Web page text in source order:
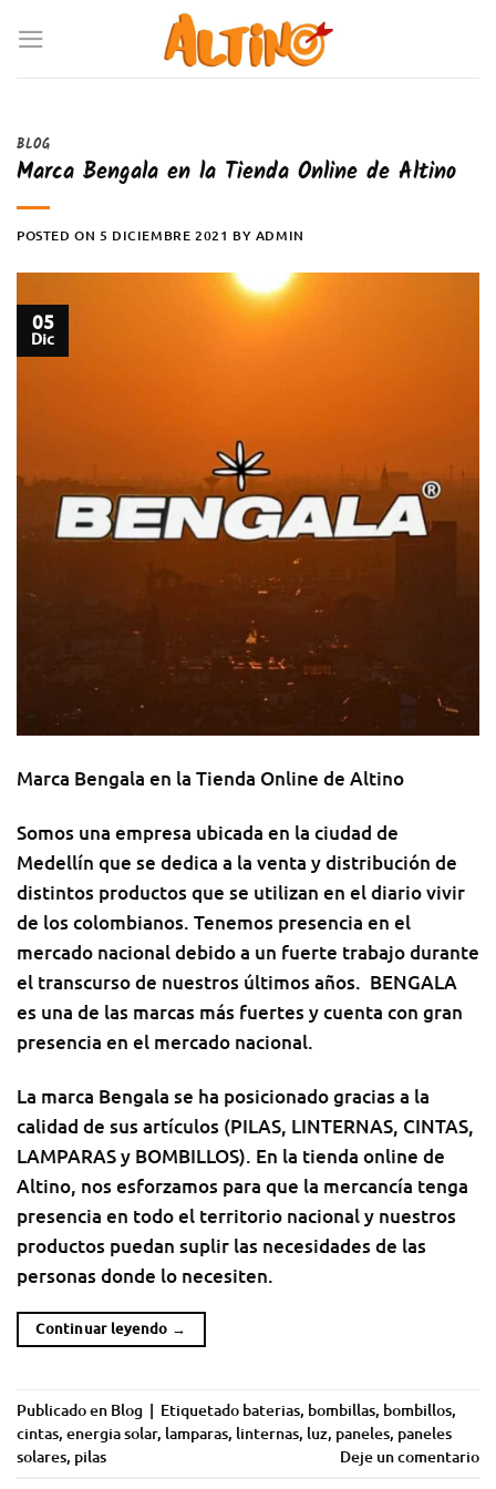
BLOG
Marca Bengala en la Tienda Online de Altino
POSTED ON 5 DICIEMBRE 2021 BY ADMIN
05
Dic
Marca Bengala en la Tienda Online de Altino
Somos una empresa ubicada en la ciudad de
Medellín que se dedica a la venta y distribución de
distintos productos que se utilizan en el diario vivir
de los colombianos. Tenemos presencia en el
mercado nacional debido a un fuerte trabajo durante
el transcurso de nuestros últimos años. BENGALA
es una de las marcas más fuertes y cuenta con gran
presencia en el mercado nacional.
La marca Bengala se ha posicionado gracias a la
calidad de sus artículos (PILAS, LINTERNAS, CINTAS,
LAMPARAS y BOMBILLOS). En la tienda online de
Altino, nos esforzamos para que la mercancía tenga
presencia en todo el territorio nacional y nuestros
productos puedan suplir las necesidades de las
personas donde lo necesiten.
Continuar leyendo →
Publicado en Blog | Etiquetado baterias, bombillas, bombillos,
cintas, energia solar, lamparas, linternas, luz, paneles, paneles
solares, pilas Deje un comentario